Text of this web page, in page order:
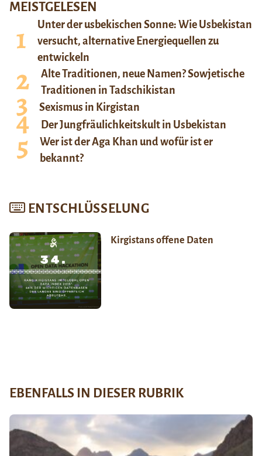
MEISTGELESEN
Unter der usbekischen Sonne: Wie Usbekistan
versucht, alternative Energiequellen zu
entwickeln
Alte Traditionen, neue Namen? Sowjetische
Traditionen in Tadschikistan
Sexismus in Kirgistan
Der Jungfräulichkeitskult in Usbekistan
Wer ist der Aga Khan und wofür ist er
bekannt?
ENTSCHLÜSSELUNG
Kirgistans offene Daten
EBENFALLS IN DIESER RUBRIK